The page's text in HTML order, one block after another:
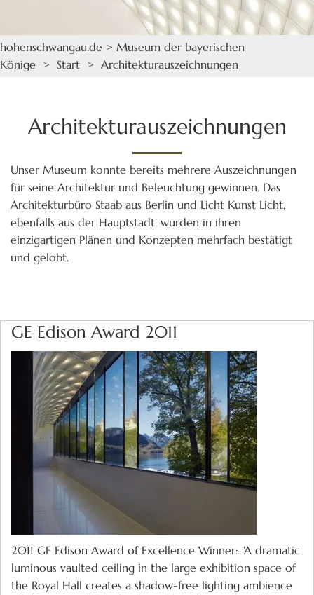
hohenschwangau.de > Museum der bayerischen
Könige > Start > Architekturauszeichnungen
Architekturauszeichnungen
Unser Museum konnte bereits mehrere Auszeichnungen
für seine Architektur und Beleuchtung gewinnen. Das
Architekturbüro Staab aus Berlin und Licht Kunst Licht,
ebenfalls aus der Hauptstadt, wurden in ihren
einzigartigen Plänen und Konzepten mehrfach bestätigt
und gelobt.
GE Edison Award 2011
2011 GE Edison Award of Excellence Winner: "A dramatic
luminous vaulted ceiling in the large exhibition space of
the Royal Hall creates a shadow-free lighting ambience